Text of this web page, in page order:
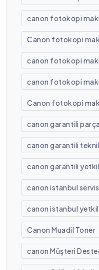
canon fotokopi
Canon fotokopi
canon fotokopi
canon fotokopi
Canon fotokopi
canon garantili
canon garantili
canon garantili
canon istanbul servis
canon istanbul
Canon Muadil Toner
canon Müşteri